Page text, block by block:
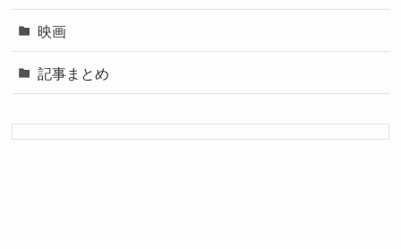
映画
記事まとめ